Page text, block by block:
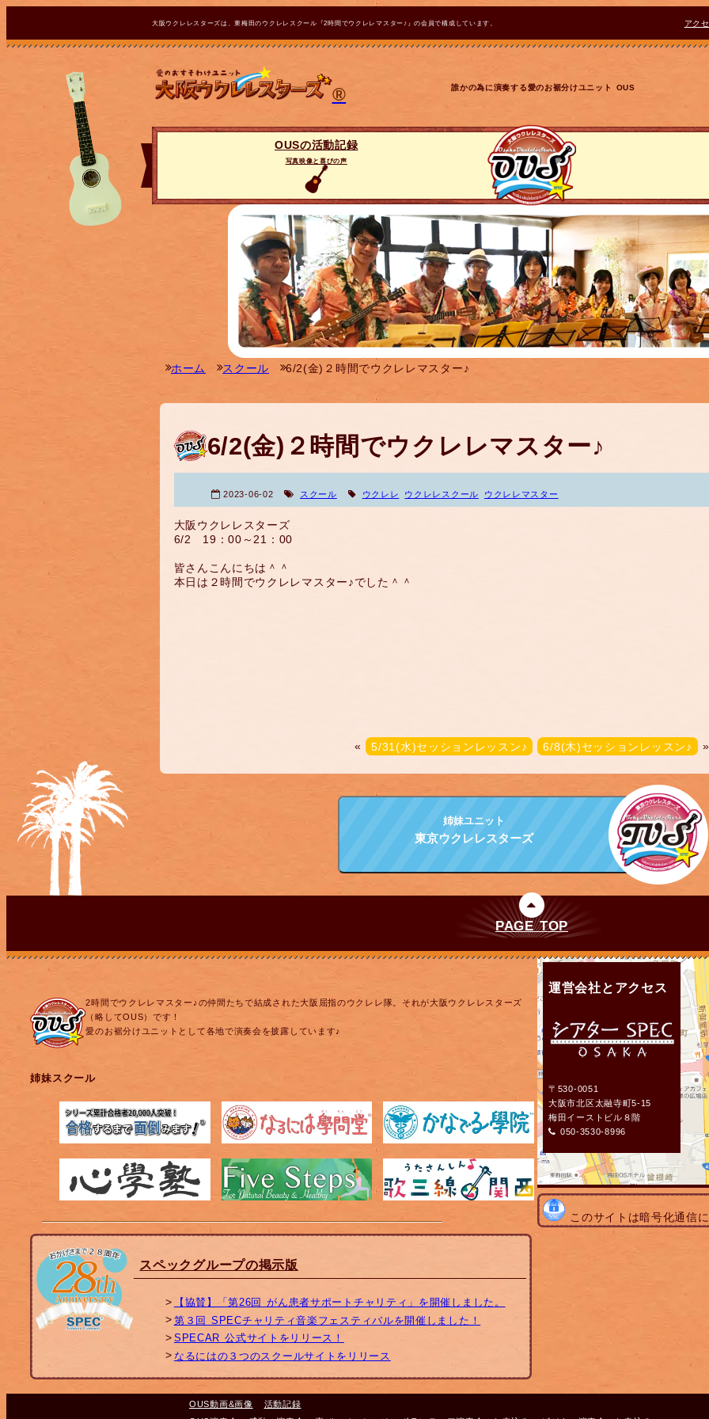
大阪ウクレレスターズは、東梅田のウクレレスクール『2時間でウクレレマスター♪』の会員で構成しています。 アク
® 誰かの為に演奏する愛のお裾分けユニット OUS
OUSの活動記録
写真映像と喜びの声
ホーム スクール 6/2(金)２時間でウクレレマスター♪
6/2(金)２時間でウクレレマスター♪
2023-06-02 スクール ウクレレ ウクレレスクール ウクレレマスター
大阪ウクレレスターズ
6/2 19：00～21：00
皆さんこんにちは＾＾
本日は２時間でウクレレマスター♪でした＾＾
« 5/31(水)セッションレッスン♪ 6/8(木)セッションレッスン♪ »
姉妹ユニット
東京ウクレレスターズ
PAGE TOP
2時間でウクレレマスター♪の仲間たちで結成された大阪屈指のウクレレ隊。それが大阪ウクレレスターズ
（略してOUS）です！
愛のお裾分けユニットとして各地で演奏会を披露しています♪
姉妹スクール
スペックグループの掲示版
【協賛】「第26回 がん患者サポートチャリティ」を開催しました。
第３回 SPECチャリティ音楽フェスティバルを開催しました！
SPECAR 公式サイトをリリース！
なるにはの３つのスクールサイトをリリース
運営会社とアクセス
〒530-0051
大阪市北区太融寺町5-15
梅田イーストビル８階
050-3530-8996
このサイトは暗号化通信
OUS動画&画像
活動記録